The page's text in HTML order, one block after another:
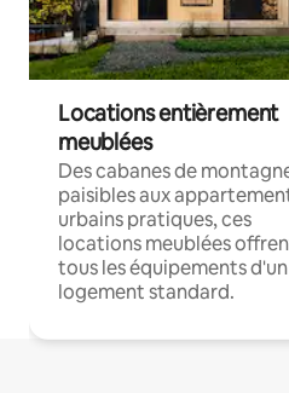
Locations entièrement
meublées
Des cabanes de
paisibles aux
urbains pratiques, ces
locations meublées
tous les équipements d'un
logement standard.